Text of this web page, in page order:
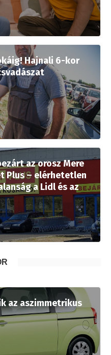
Hajnali 6-kor
az orosz Mere
Plus – elérhetetlen
a Lidl és az
az aszimmetrikus